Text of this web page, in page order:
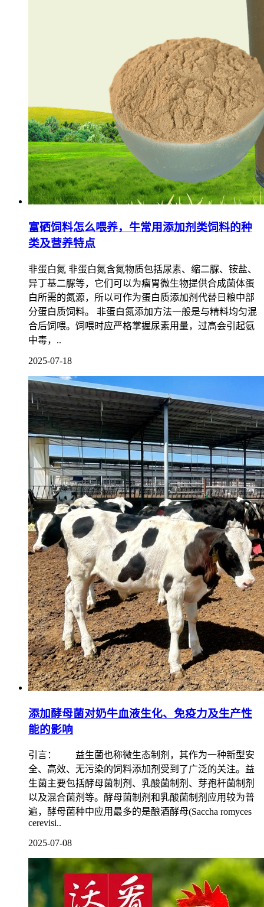
富硒饲料怎么喂养，牛常用添加剂类饲料的种
类及营养特点
非蛋白氮 非蛋白氮含氮物质包括尿素、缩二脲、铵盐、
异丁基二脲等，它们可以为瘤胃微生物提供合成菌体蛋
白所需的氮源，所以可作为蛋白质添加剂代替日粮中部
分蛋白质饲料。 非蛋白氮添加方法一般是与精料均匀混
合后饲喂。饲喂时应严格掌握尿素用量，过高会引起氨
中毒，..
2025-07-18
添加酵母菌对奶牛血液生化、免疫力及生产性
能的影响
引言： 益生菌也称微生态制剂，其作为一种新型安
全、高效、无污染的饲料添加剂受到了广泛的关注。益
生菌主要包括酵母菌制剂、乳酸菌制剂、芽孢杆菌制剂
以及混合菌剂等。酵母菌制剂和乳酸菌制剂应用较为普
遍，酵母菌种中应用最多的是酿酒酵母(Saccha romyces
cerevisi..
2025-07-08